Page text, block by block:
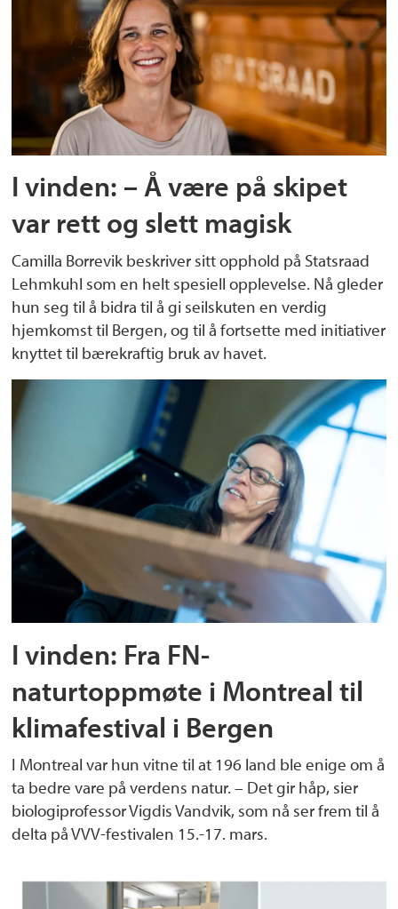
I vinden: – Å være på skipet
var rett og slett magisk
Camilla Borrevik beskriver sitt opphold på Statsraad
Lehmkuhl som en helt spesiell opplevelse. Nå gleder
hun seg til å bidra til å gi seilskuten en verdig
hjemkomst til Bergen, og til å fortsette med initiativer
knyttet til bærekraftig bruk av havet.
I vinden: Fra FN-
naturtoppmøte i Montreal til
klimafestival i Bergen
I Montreal var hun vitne til at 196 land ble enige om å
ta bedre vare på verdens natur. – Det gir håp, sier
biologiprofessor Vigdis Vandvik, som nå ser frem til å
delta på VVV-festivalen 15.-17. mars.